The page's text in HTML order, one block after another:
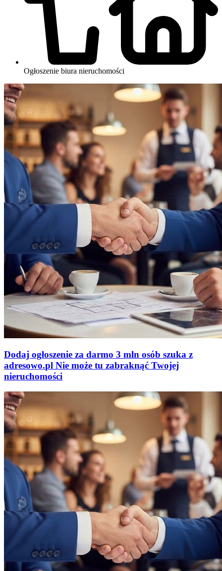
Ogłoszenie biura nieruchomości
Dodaj ogłoszenie za darmo 3 mln osób szuka z
adresowo.pl Nie może tu zabraknąć Twojej
nieruchomości